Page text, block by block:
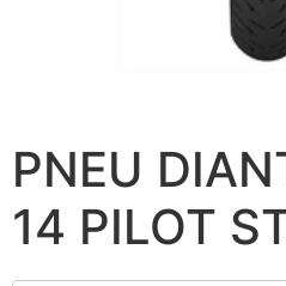
PNEU
14 PILOT